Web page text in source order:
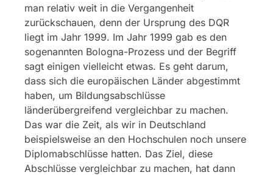
man relativ weit in die Vergangenheit
zurückschauen, denn der Ursprung des DQR
liegt im Jahr 1999. Im Jahr 1999 gab es den
sogenannten Bologna-Prozess und der Begriff
sagt einigen vielleicht etwas. Es geht darum,
dass sich die europäischen Länder abgestimmt
haben, um Bildungsabschlüsse
länderübergreifend vergleichbar zu machen.
Das war die Zeit, als wir in Deutschland
beispielsweise an den Hochschulen noch unsere
Diplomabschlüsse hatten. Das Ziel, diese
Abschlüsse vergleichbar zu machen, hat dann